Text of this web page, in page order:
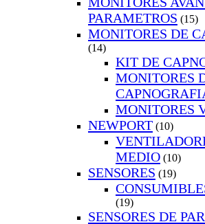
PARAMETROS (15)
MONITORES DE
(14)
KIT DE
MONITORES
MONITORES
NEWPORT (10)
MEDIO (10)
SENSORES (19)
(19)
SENSORES DE